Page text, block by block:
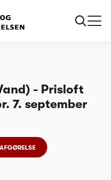
- Prisloft
7. september